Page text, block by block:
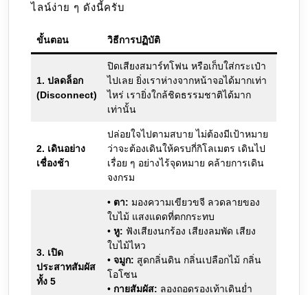
ไลน์ง่าย ๆ ดังนี้ครับ
ขั้นตอน วิธีการปฏิบัติ
1. ปลดล็อก
(Disconnect)
ปิดเสียงสมาร์ทโฟน หรือเก็บใส่กระเป๋า
ไปเลย ยิ่งเราห่างจากหน้าจอได้มากเท่า
ไหร่ เรายิ่งใกล้ชิดธรรมชาติได้มาก
เท่านั้น
2. เดินอย่าง
เชื่องช้า
ปล่อยใจไปตามสบาย ไม่ต้องมีเป้าหมาย
ว่าจะต้องเดินให้ครบกี่กิโลเมตร เดินไป
เรื่อย ๆ อย่างไร้จุดหมาย คล้ายการเดิน
จงกรม
3. เปิด
ประสาทสัมผัส
ทั้ง 5
• ตา: มองความเขียวขจี ลวดลายของ
ใบไม้ แสงแดดที่ตกกระทบ
• หู: ฟังเสียงนกร้อง เสียงลมพัด เสียง
ใบไม้ไหว
• จมูก: สูดกลิ่นดิน กลิ่นเปลือกไม้ กลิ่น
โอโซน
• กายสัมผัส: ลองถอดรองเท้าเดินย่ำ